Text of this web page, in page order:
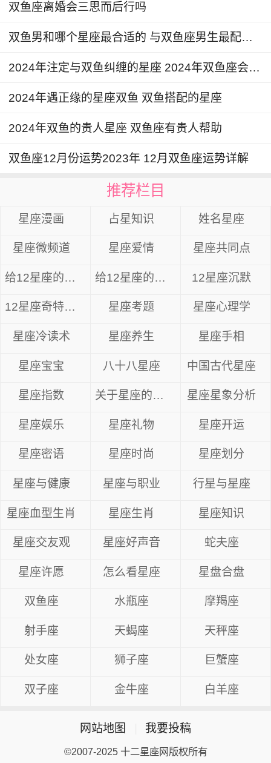
双鱼座离婚会三思而后行吗
双鱼男和哪个星座最合适的 与双鱼座男生最配星座
2024年注定与双鱼纠缠的星座 2024年双鱼座会和谁走到一起
2024年遇正缘的星座双鱼 双鱼搭配的星座
2024年双鱼的贵人星座 双鱼座有贵人帮助
双鱼座12月份运势2023年 12月双鱼座运势详解
推荐栏目
星座漫画 占星知识 姓名星座
星座微频道 星座爱情 星座共同点
给12星座的忠告 给12星座的14句心里话 12星座沉默
12星座奇特眼神 星座考题 星座心理学
星座冷读术 星座养生 星座手相
星座宝宝 八十八星座 中国古代星座
星座指数 关于星座的资料 星座星象分析
星座娱乐 星座礼物 星座开运
星座密语 星座时尚 星座划分
星座与健康 星座与职业 行星与星座
星座血型生肖 星座生肖 星座知识
星座交友观 星座好声音 蛇夫座
星座许愿 怎么看星座 星盘合盘
双鱼座 水瓶座 摩羯座
射手座 天蝎座 天秤座
处女座 狮子座 巨蟹座
双子座 金牛座 白羊座
网站地图 我要投稿
©2007-2025 十二星座网版权所有